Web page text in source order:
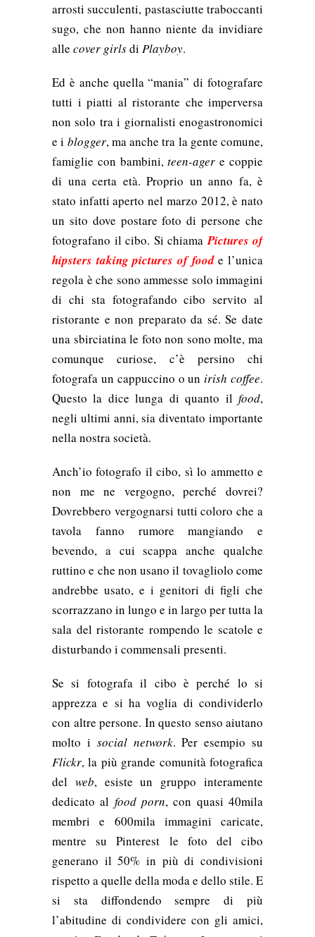
arrosti succulenti, pastasciutte traboccanti
sugo, che non hanno niente da invidiare
alle cover girlsdi Playboy.
Ed è anche quella “mania” di fotografare
tutti i piatti al ristorante che imperversa
non solo tra i giornalisti enogastronomici
e i blogger, ma anche tra la gente comune,
famiglie con bambini,teen-ager e coppie
di una certa età. Proprio un anno fa, è
stato infatti aperto nel marzo 2012, è nato
un sito dove postare foto di persone che
fotografano il cibo. Si chiamaPictures of
hipsters taking pictures of foode l’unica
regola è che sono ammesse solo immagini
di chi sta fotografando cibo servito al
ristorante e non preparato da sé.Se date
una sbirciatina le foto non sono molte, ma
comunque curiose, c’è persino chi
fotografa un cappuccino o unirish coffee.
Questo la dice lunga di quanto il food,
negli ultimi anni, sia diventato importante
nella nostra società.
Anch’io fotografo il cibo, sì lo ammetto e
non me ne vergogno, perché dovrei?
Dovrebbero vergognarsi tutti coloro che a
tavola fanno rumore mangiando e
bevendo, a cui scappa anche qualche
ruttino e che non usano il tovagliolo come
andrebbe usato, e i genitori di figli che
scorrazzano in lungo e in largo per tutta la
sala del ristorante rompendo le scatole e
disturbando i commensali presenti.
Se si fotografa il cibo è perché lo si
apprezza e si ha voglia di condividerlo
con altre persone. In questo senso aiutano
molto i social network.Per esempio su
Flickr, la più grande comunità fotografica
del web, esiste un gruppo interamente
dedicato al food porn, con quasi 40mila
membri e 600mila immagini caricate,
mentre su Pinterest le foto del cibo
generano il 50% in più di condivisioni
rispetto a quelle della moda e dello stile. E
si sta diffondendo sempre di più
l’abitudine di condividere con gli amici,